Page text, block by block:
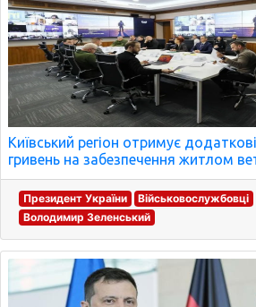
Київський регіон отримує
гривень на забезпечення житлом
Президент України
Військовослужбовці
Володимир Зеленський